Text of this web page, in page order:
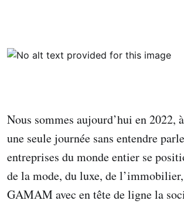
Nous sommes aujourd’hui en 2022,
une seule journée sans entendre
entreprises du monde entier se
de la mode, du luxe, de
GAMAM avec en tête de ligne la